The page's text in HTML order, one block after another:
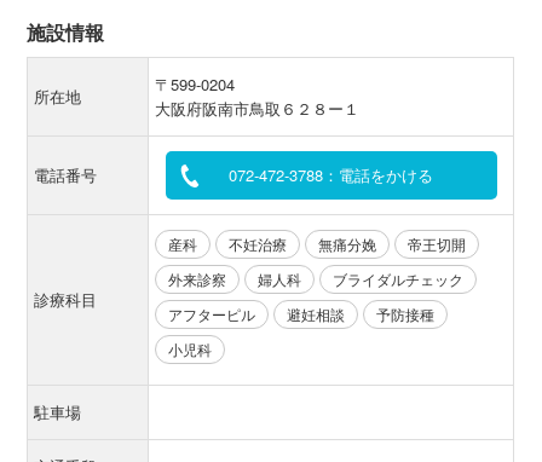
施設情報
所在地
〒599-0204
大阪府阪南市鳥取６２８ー１
電話番号 072-472-3788：電話をかける
診療科目
産科 不妊治療 無痛分娩
帝王切開
外来診察
婦人科
ブライダルチェック
アフターピル
避妊相談
予防接種
小児科
駐車場